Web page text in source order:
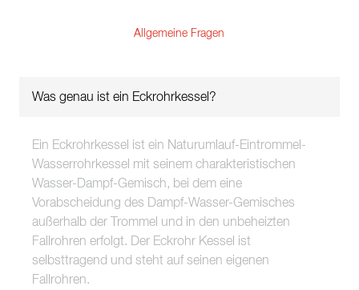
Datenschutzerklärung
Impressum
Allgemeine Fragen
Was genau ist ein Eckrohrkessel?
Ein Eckrohrkessel ist ein Naturumlauf-Eintrommel-
Wasserrohrkessel mit seinem charakteristischen
Wasser-Dampf-Gemisch, bei dem eine
Vorabscheidung des Dampf-Wasser-Gemisches
außerhalb der Trommel und in den unbeheizten
Fallrohren erfolgt. Der Eckrohr Kessel ist
selbsttragend und steht auf seinen eigenen
Fallrohren.